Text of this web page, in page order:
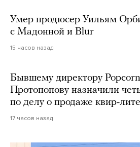
Умер продюсер Уильям
с Мадонной и Blur
15 часов назад
Бывшему директору
Протопопову назначили
по делу о продаже квир-
17 часов назад